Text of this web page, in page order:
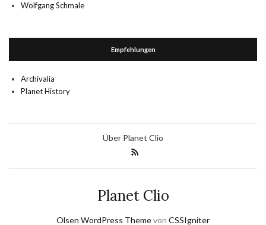
Wolfgang Schmale
Empfehlungen
Archivalia
Planet History
Über Planet Clio
Planet Clio
Olsen WordPress Themevon CSSIgniter